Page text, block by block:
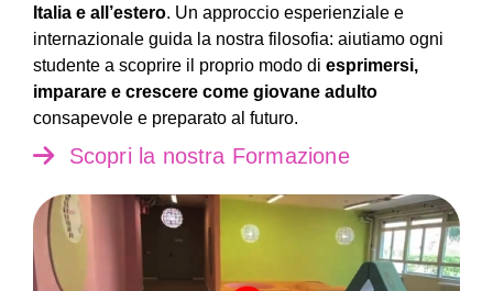
Italia e all’estero. Un approccio esperienziale e
internazionale guida la nostra filosofia: aiutiamo ogni
studente a scoprire il proprio modo di esprimersi,
imparare e crescere come giovane adulto
consapevole e preparato al futuro.
Scopri la nostra Formazione